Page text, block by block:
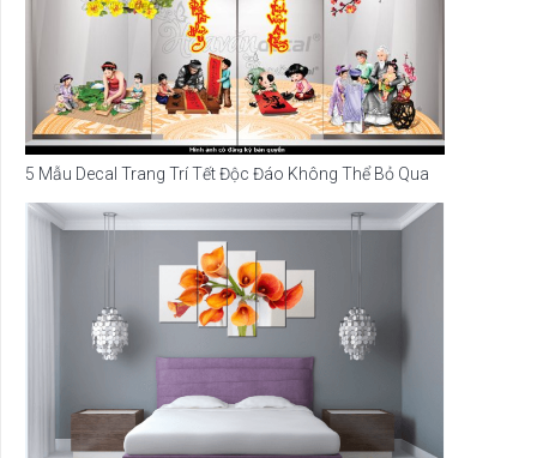
5 Mẫu Decal Trang Trí Tết Độc Đáo Không Thể Bỏ Qua